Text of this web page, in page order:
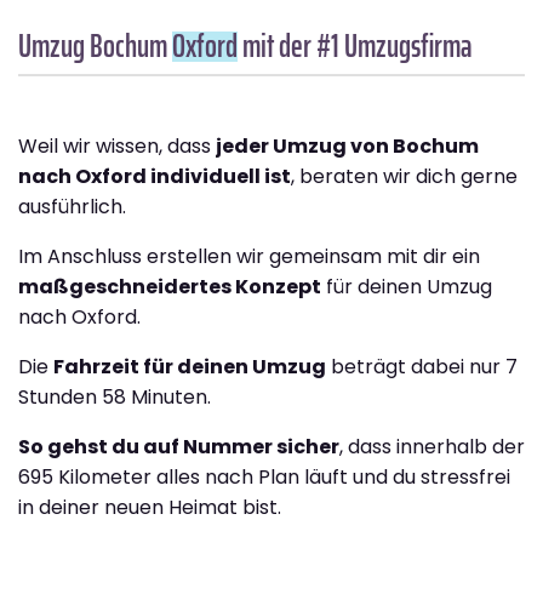
Umzug BochumOxfordmit der #1 Umzugsfirma
Weil wir wissen, dass jeder Umzug von Bochum
nach Oxford individuell ist, beraten wir dich gerne
ausführlich.
Im Anschluss erstellen wir gemeinsam mit dir ein
maßgeschneidertes Konzept für deinen Umzug
nach Oxford.
Die Fahrzeit für deinen Umzug beträgt dabei nur 7
Stunden 58 Minuten.
So gehst du auf Nummer sicher, dass innerhalb der
695 Kilometer alles nach Plan läuft und du stressfrei
in deiner neuen Heimat bist.